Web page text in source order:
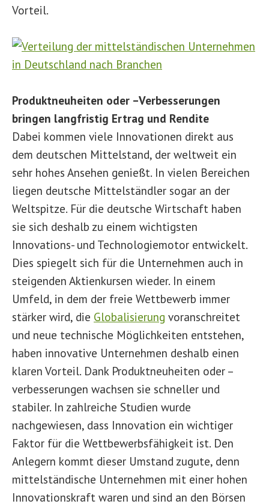
Vorteil.
Produktneuheiten oder –Verbesserungen
bringen langfristig Ertrag und Rendite
Dabei kommen viele Innovationen direkt aus
dem deutschen Mittelstand, der weltweit ein
sehr hohes Ansehen genießt. In vielen Bereichen
liegen deutsche Mittelständler sogar an der
Weltspitze. Für die deutsche Wirtschaft haben
sie sich deshalb zu einem wichtigsten
Innovations- und Technologiemotor entwickelt.
Dies spiegelt sich für die Unternehmen auch in
steigenden Aktienkursen wieder. In einem
Umfeld, in dem der freie Wettbewerb immer
stärker wird, die Globalisierung voranschreitet
und neue technische Möglichkeiten entstehen,
haben innovative Unternehmen deshalb einen
klaren Vorteil. Dank Produktneuheiten oder –
verbesserungen wachsen sie schneller und
stabiler. In zahlreiche Studien wurde
nachgewiesen, dass Innovation ein wichtiger
Faktor für die Wettbewerbsfähigkeit ist. Den
Anlegern kommt dieser Umstand zugute, denn
mittelständische Unternehmen mit einer hohen
Innovationskraft waren und sind an den Börsen